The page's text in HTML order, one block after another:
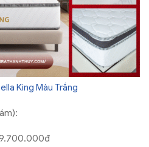
King Màu Trắng